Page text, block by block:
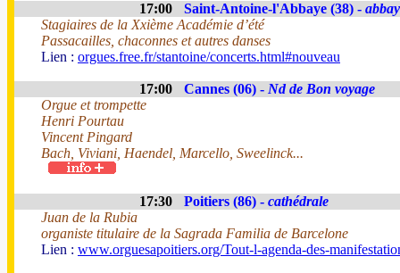
17:00 Saint-Antoine-l'Abbaye (38) -
Stagiaires de la Xxième Académie d’été
Passacailles, chaconnes et autres danses
Lien : orgues.free.fr/stantoine/concerts.html#nouveau
17:00 Cannes (06) - Nd de Bon voyage
Orgue et trompette
Henri Pourtau
Vincent Pingard
Bach, Viviani, Haendel, Marcello, Sweelinck...
17:30 Poitiers (86) - cathédrale
Juan de la Rubia
organiste titulaire de la Sagrada Familia de Barcelone
Lien : www.orguesapoitiers.org/Tout-l-agenda-des-